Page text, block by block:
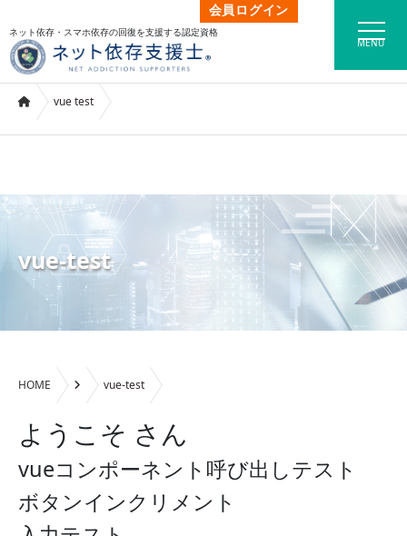
会員ログイン
ネット依存・スマホ依存の回復を支援する認定資格
MENU
vue test
vue-test
HOME vue-test
ようこそ さん
vueコンポーネント呼び出しテスト
ボタンインクリメント